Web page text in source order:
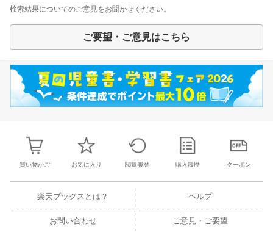
検索結果についてのご意見をお聞かせください。
ご要望・ご意見はこちら
買い物かご お気に入り 閲覧履歴 購入履歴 クーポン
楽天ブックスとは？ ヘルプ
お問い合わせ ご意見・ご要望